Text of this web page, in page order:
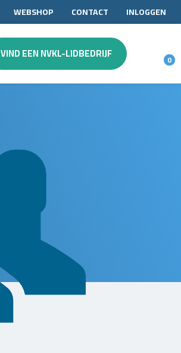
WEBSHOP CONTACT INLOGGEN
VIND EEN NVKL-LIDBEDRIJF 0